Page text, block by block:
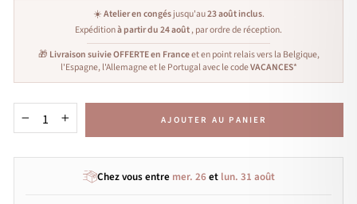
☀️Atelier en congésjusqu'au23 août inclus.
Expéditionà partir du 24 août, par ordre de réception.
🎁 Livraison suivie OFFERTE en Franceet en point relais vers la Belgique,
l'Espagne, l'Allemagne et le Portugal avec le codeVACANCES*
+ AJOUTER AU PANIER
Chez vous entre mer. 26et lun. 31 août